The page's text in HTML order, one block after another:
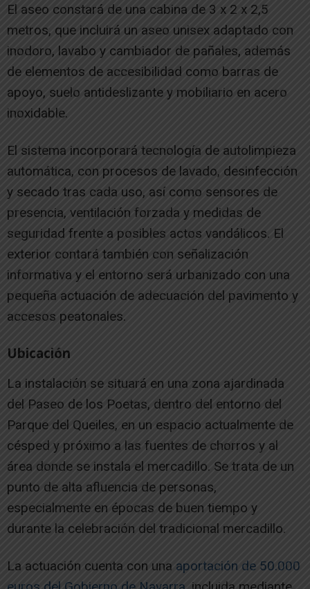
El aseo constará de una cabina de 3 x 2 x 2,5
metros, que incluirá un aseo unisex adaptado con
inodoro, lavabo y cambiador de pañales, además
de elementos de accesibilidad como barras de
apoyo, suelo antideslizante y mobiliario en acero
inoxidable.
El sistema incorporará tecnología de autolimpieza
automática, con procesos de lavado, desinfección
y secado tras cada uso, así como sensores de
presencia, ventilación forzada y medidas de
seguridad frente a posibles actos vandálicos. El
exterior contará también con señalización
informativa y el entorno será urbanizado con una
pequeña actuación de adecuación del pavimento y
accesos peatonales.
Ubicación
La instalación se situará en una zona ajardinada
del Paseo de los Poetas, dentro del entorno del
Parque del Queiles, en un espacio actualmente de
césped y próximo a las fuentes de chorros y al
área donde se instala el mercadillo. Se trata de un
punto de alta afluencia de personas,
especialmente en épocas de buen tiempo y
durante la celebración del tradicional mercadillo.
La actuación cuenta con una aportación de 50.000